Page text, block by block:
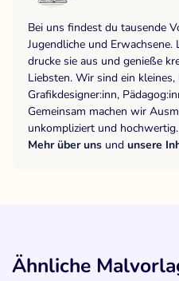
Bei uns findest du tausende
Jugendliche und
drucke sie aus und genieße
Liebsten. Wir sind ein
Grafikdesigner:inn,
Gemeinsam machen wir
unkompliziert und hochwertig.
Mehr über uns und unsere
Ähnliche